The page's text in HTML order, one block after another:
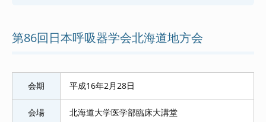
第86回日本呼吸器学会北海道地方会
会期 平成16年2月28日
会場 北海道大学医学部臨床大講堂